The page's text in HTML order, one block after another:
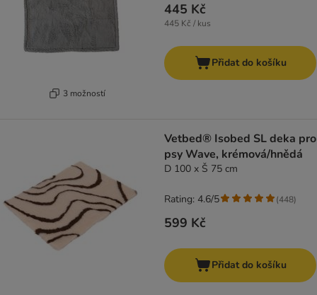
3 možností
445 Kč
445 Kč / kus
Přidat do košíku
Vetbed® Isobed SL deka pro
psy Wave, krémová/hnědá
D 100 x Š 75 cm
599 Kč
Rating: 4.6/5 (448)
Přidat do košíku